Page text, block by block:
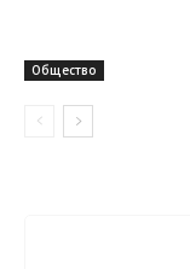
Общество